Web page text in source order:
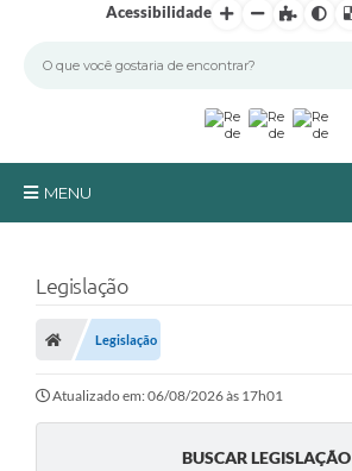
Acessibilidade
MENU
A Prefeitura
Turismo
Transparência
Legislação
Legislação
Atualizado em: 06/08/2026 às 17h01
BUSCAR LEGISLAÇÃO